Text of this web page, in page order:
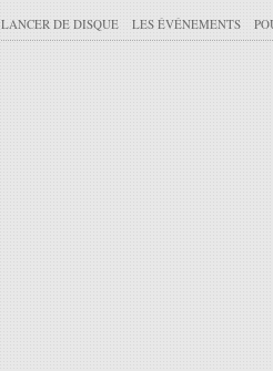
LANCER DE DISQUE LES ÉVÉNEMENTS